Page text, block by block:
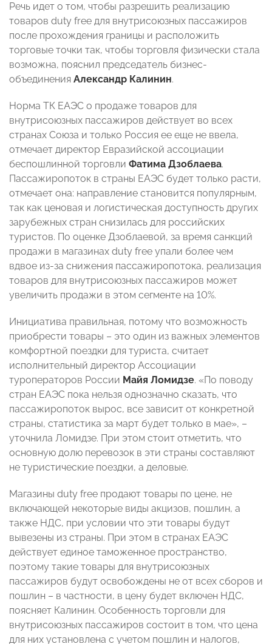
Речь идет о том, чтобы разрешить реализацию
товаров duty free для внутрисоюзных пассажиров
после прохождения границы и расположить
торговые точки так, чтобы торговля физически стала
возможна, пояснил председатель бизнес-
объединения Александр Калинин.
Норма ТК ЕАЭС о продаже товаров для
внутрисоюзных пассажиров действует во всех
странах Союза и только Россия ее еще не ввела,
отмечает директор Евразийской ассоциации
беспошлинной торговли Фатима Дзоблаева.
Пассажиропоток в страны ЕАЭС будет только расти,
отмечает она: направление становится популярным,
так как ценовая и логистическая доступность других
зарубежных стран снизилась для российских
туристов. По оценке Дзоблаевой, за время санкций
продажи в магазинах duty free упали более чем
вдвое из-за снижения пассажиропотока, реализация
товаров для внутрисоюзных пассажиров может
увеличить продажи в этом сегменте на 10%.
Инициатива правильная, потому что возможность
приобрести товары – это один из важных элементов
комфортной поездки для туриста, считает
исполнительный директор Ассоциации
туроператоров России Майя Ломидзе. «По поводу
стран ЕАЭС пока нельзя однозначно сказать, что
пассажиропоток вырос, все зависит от конкретной
страны, статистика за март будет только в мае», –
уточнила Ломидзе. При этом стоит отметить, что
основную долю перевозок в эти страны составляют
не туристические поездки, а деловые.
Магазины duty free продают товары по цене, не
включающей некоторые виды акцизов, пошлин, а
также НДС, при условии что эти товары будут
вывезены из страны. При этом в странах ЕАЭС
действует единое таможенное пространство,
поэтому такие товары для внутрисоюзных
пассажиров будут освобождены не от всех сборов и
пошлин – в частности, в цену будет включен НДС,
поясняет Калинин. Особенность торговли для
внутрисоюзных пассажиров состоит в том, что цена
для них установлена с учетом пошлин и налогов,